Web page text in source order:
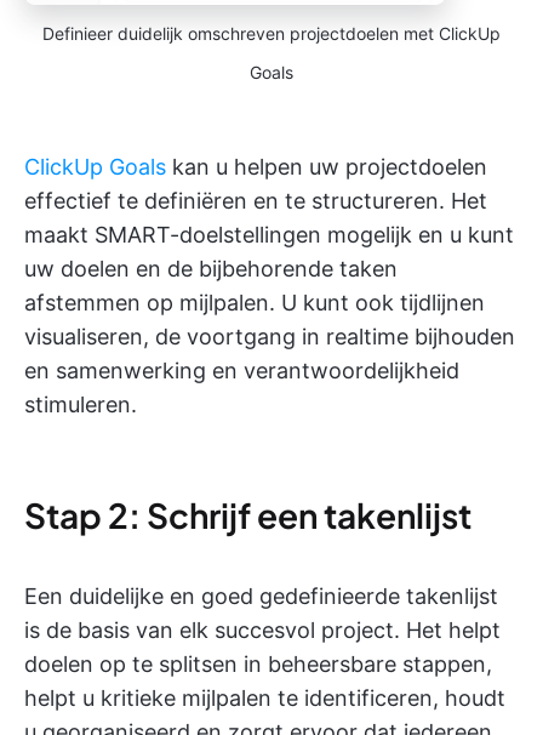
Definieer duidelijk omschreven projectdoelen met ClickUp
Goals
ClickUp Goals kan u helpen uw projectdoelen
effectief te definiëren en te structureren. Het
maakt SMART-doelstellingen mogelijk en u kunt
uw doelen en de bijbehorende taken
afstemmen op mijlpalen. U kunt ook tijdlijnen
visualiseren, de voortgang in realtime bijhouden
en samenwerking en verantwoordelijkheid
stimuleren.
Stap 2: Schrijf een takenlijst
Een duidelijke en goed gedefinieerde takenlijst
is de basis van elk succesvol project. Het helpt
doelen op te splitsen in beheersbare stappen,
helpt u kritieke mijlpalen te identificeren, houdt